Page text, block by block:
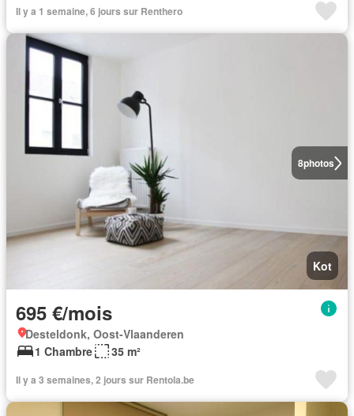
Il y a 1 semaine, 6 jours sur Renthero
8photos
Kot
695 €/mois
Desteldonk, Oost-Vlaanderen
1 Chambre
35 m²
Il y a 3 semaines, 2 jours sur Rentola.be